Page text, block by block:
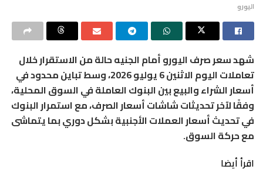
اليورو
شهد سعر صرف اليورو أمام الجنيه حالة من الاستقرار خلال
تعاملات اليوم الاثنين 6 يوليو 2026، وسط تباين محدود في
أسعار الشراء والبيع بين البنوك العاملة في السوق المحلية،
وفقًا لآخر تحديثات شاشات أسعار الصرف، مع استمرار البنوك
في تحديث أسعار العملات الأجنبية بشكل دوري بما يتماشى
مع حركة السوق.
اقرأ أيضا